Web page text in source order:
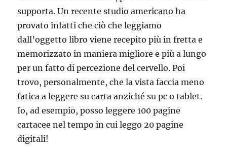
supporta. Un recente studio americano ha
provato infatti che ciò che leggiamo
dall’oggetto libro viene recepito più in fretta e
memorizzato in maniera migliore e più a lungo
per un fatto di percezione del cervello. Poi
trovo, personalmente, che la vista faccia meno
fatica a leggere su carta anziché su pc o tablet.
Io, ad esempio, posso leggere 100 pagine
cartacee nel tempo in cui leggo 20 pagine
digitali!